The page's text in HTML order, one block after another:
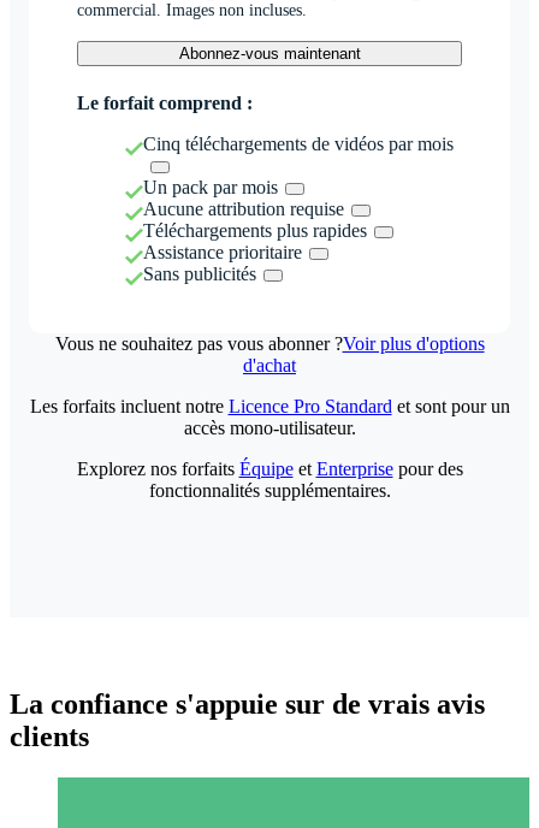
commercial. Images non incluses.
Abonnez-vous maintenant
Le forfait comprend :
Cinq téléchargements de vidéos par mois
Un pack par mois
Aucune attribution requise
Téléchargements plus rapides
Assistance prioritaire
Sans publicités
Vous ne souhaitez pas vous abonner ?Voir plus d'options
d'achat
Les forfaits incluent notre Licence Pro Standard et sont pour un
accès mono-utilisateur.
Explorez nos forfaits Équipeet Enterprisepour des
fonctionnalités supplémentaires.
La confiance s'appuie sur de vrais avis
clients